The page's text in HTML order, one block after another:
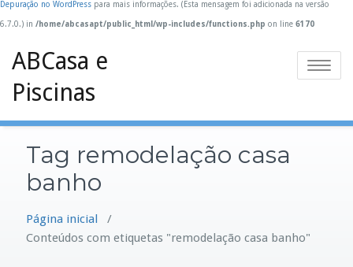
Depuração no WordPress para mais informações. (Esta mensagem foi adicionada na versão
6.7.0.) in /home/abcasapt/public_html/wp-includes/functions.php on line 6170
content
ABCasa e
Piscinas
Toggle
Tag remodelação casa
banho
Página inicial /
Conteúdos com etiquetas "remodelação casa banho"